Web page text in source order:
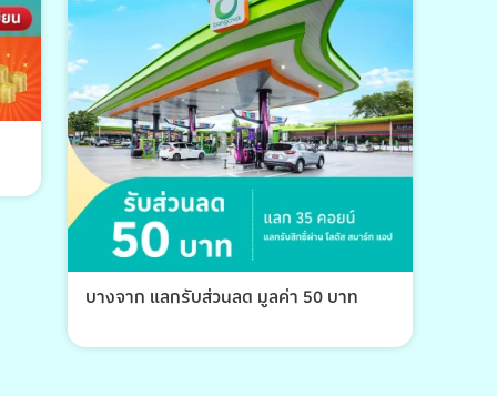
บางจาก แลกรับส่วนลด มูลค่า 50 บาท